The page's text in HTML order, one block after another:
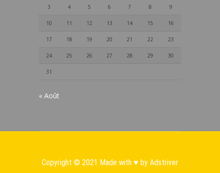
3 4 5 6 7 8 9
10 11 12 13 14 15 16
17 18 19 20 21 22 23
24 25 26 27 28 29 30
31
« Août
Copyright © 2021 Made with ♥ by Adstriver